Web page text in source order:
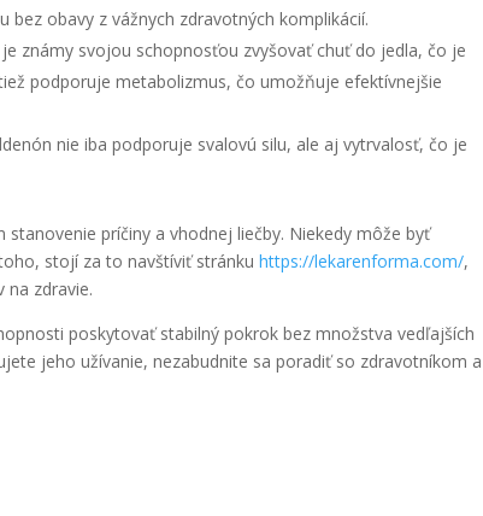
obavy z vážnych zdravotných komplikácií.
známy svojou schopnosťou zvyšovať chuť do jedla, čo je
podporuje metabolizmus, čo umožňuje efektívnejšie
nie iba podporuje svalovú silu, ale aj vytrvalosť, čo je
príčiny a vhodnej liečby. Niekedy môže byť
stojí za to navštíviť stránkuhttps://lekarenforma.com/,
na zdravie.
poskytovať stabilný pokrok bez množstva vedľajších
jeho užívanie, nezabudnite sa poradiť so zdravotníkom a